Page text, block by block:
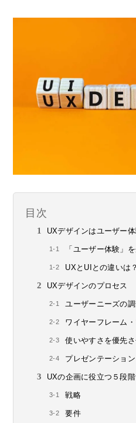
目次
UXデザインはユーザー
「ユーザー体験」
UXとUIとの違いは？
UXデザインのプロセス
ユーザーニーズの
ワイヤーフレーム
使いやすさを優先
プレゼンテーション
UXの企画に役立つ５段
戦略
要件